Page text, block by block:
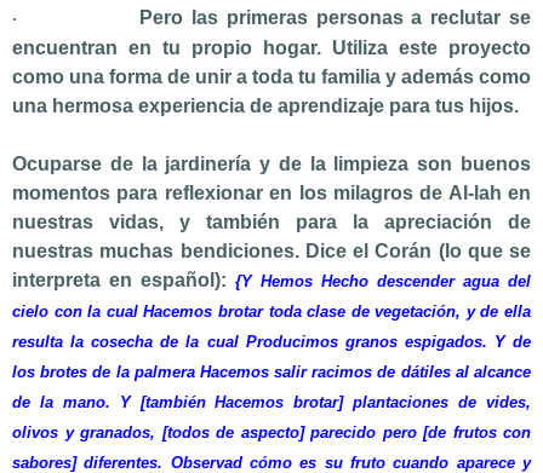
·
Pero las primeras personas a reclutar se
encuentran en tu propio hogar. Utiliza este proyecto
como una forma de unir a toda tu familia y además como
una hermosa experiencia de aprendizaje para tus hijos.
Ocuparse de la jardinería y de la limpieza son buenos
momentos para reflexionar en los milagros de Al-lah en
nuestras vidas, y también para la apreciación de
nuestras muchas bendiciones. Dice el Corán (lo que se
interpreta en español): {Y Hemos Hecho descender agua del
cielo con la cual Hacemos brotar toda clase de vegetación, y de ella
resulta la cosecha de la cual Producimos granos espigados. Y de
los brotes de la palmera Hacemos salir racimos de dátiles al alcance
de la mano. Y [también Hacemos brotar] plantaciones de vides,
olivos y granados, [todos de aspecto] parecido pero [de frutos con
sabores] diferentes. Observad cómo es su fruto cuando aparece y